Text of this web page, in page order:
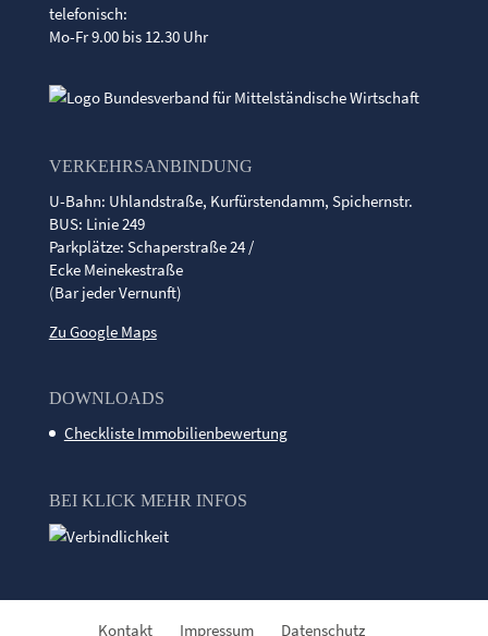
telefonisch:
Mo-Fr 9.00 bis 12.30 Uhr
VERKEHRSANBINDUNG
U-Bahn: Uhlandstraße, Kurfürstendamm, Spichernstr.
BUS: Linie 249
Parkplätze: Schaperstraße 24 /
Ecke Meinekestraße
(Bar jeder Vernunft)
Zu Google Maps
DOWNLOADS
Checkliste Immobilienbewertung
BEI KLICK MEHR INFOS
Kontakt Impressum Datenschutz